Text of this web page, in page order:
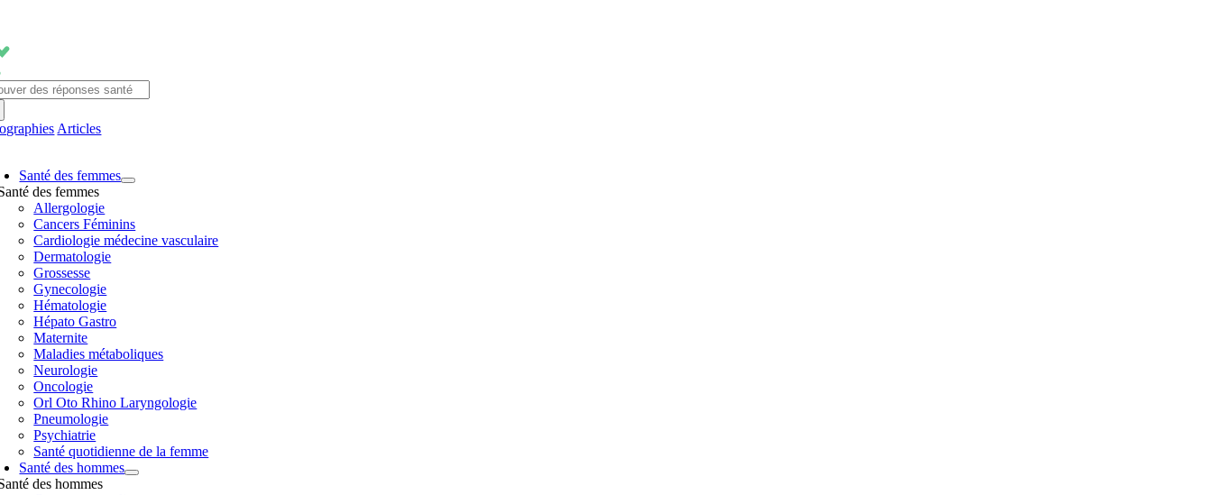
contenu
Articles
Santé des femmes
des femmes
Allergologie
Cancers Féminins
Cardiologie médecine vasculaire
Dermatologie
Grossesse
Gynecologie
Hématologie
Hépato Gastro
Maternite
Maladies métaboliques
Neurologie
Oncologie
Orl Oto Rhino Laryngologie
Pneumologie
Psychiatrie
Santé quotidienne de la femme
Santé des hommes
des hommes